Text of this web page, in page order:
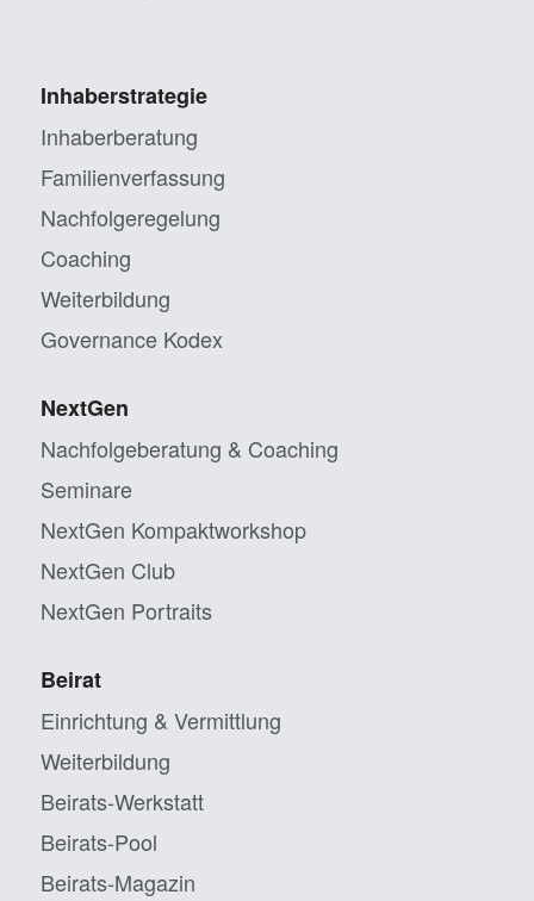
Inhaberstrategie
Inhaberberatung
Familienverfassung
Nachfolgeregelung
Coaching
Weiterbildung
Governance Kodex
NextGen
Nachfolgeberatung & Coaching
Seminare
NextGen Kompaktworkshop
NextGen Club
NextGen Portraits
Beirat
Einrichtung & Vermittlung
Weiterbildung
Beirats-Werkstatt
Beirats-Pool
Beirats-Magazin